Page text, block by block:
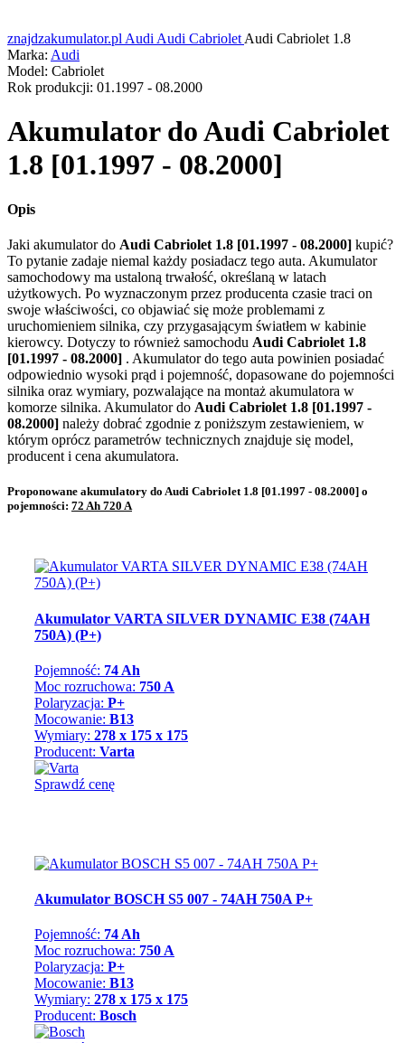
znajdzakumulator.pl Audi Audi Cabriolet Audi Cabriolet 1.8
Marka: Audi
Model: Cabriolet
Rok produkcji: 01.1997 - 08.2000
Akumulator doAudi Cabriolet
1.8 [01.1997 - 08.2000]
Opis
Jaki akumulator do Audi Cabriolet 1.8 [01.1997 - 08.2000] kupić?
To pytanie zadaje niemal każdy posiadacz tego auta. Akumulator
samochodowy ma ustaloną trwałość, określaną w latach
użytkowych. Po wyznaczonym przez producenta czasie traci on
swoje właściwości, co objawiać się może problemami z
uruchomieniem silnika, czy przygasającym światłem w kabinie
kierowcy. Dotyczy to również samochodu Audi Cabriolet 1.8
[01.1997 - 08.2000] . Akumulator do tego auta powinien posiadać
odpowiednio wysoki prąd i pojemność, dopasowane do pojemności
silnika oraz wymiary, pozwalające na montaż akumulatora w
komorze silnika. Akumulator do Audi Cabriolet 1.8 [01.1997 -
08.2000] należy dobrać zgodnie z poniższym zestawieniem, w
którym oprócz parametrów technicznych znajduje się model,
producent i cena akumulatora.
Proponowane akumulatory do Audi Cabriolet 1.8 [01.1997 - 08.2000] o
pojemności: 72 Ah 720 A
Akumulator VARTA SILVER DYNAMIC E38 (74AH
750A) (P+)
Pojemność: 74 Ah
Moc rozruchowa: 750 A
Polaryzacja: P+
Mocowanie: B13
Wymiary: 278 x 175 x 175
Producent: Varta
Sprawdź cenę
Akumulator BOSCH S5 007 - 74AH 750A P+
Pojemność: 74 Ah
Moc rozruchowa: 750 A
Polaryzacja: P+
Mocowanie: B13
Wymiary: 278 x 175 x 175
Producent: Bosch